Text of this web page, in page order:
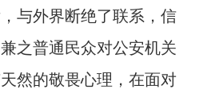
与外界断绝了联系，信
之普通民众对公安机关
然的敬畏心理，在面对